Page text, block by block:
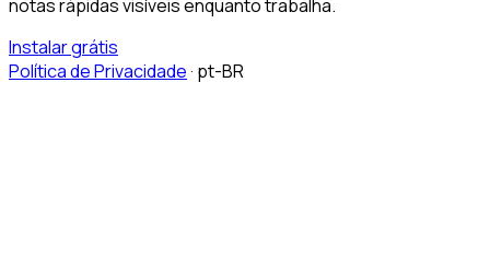
notas rápidas visíveis enquanto trabalha.
Instalar grátis
Política de Privacidade· pt-BR